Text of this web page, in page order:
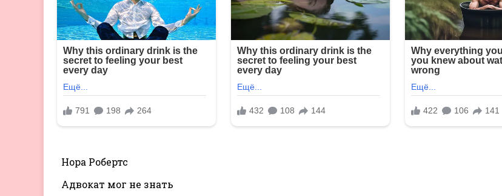
Нора Робертс
Адвокат мог не знать